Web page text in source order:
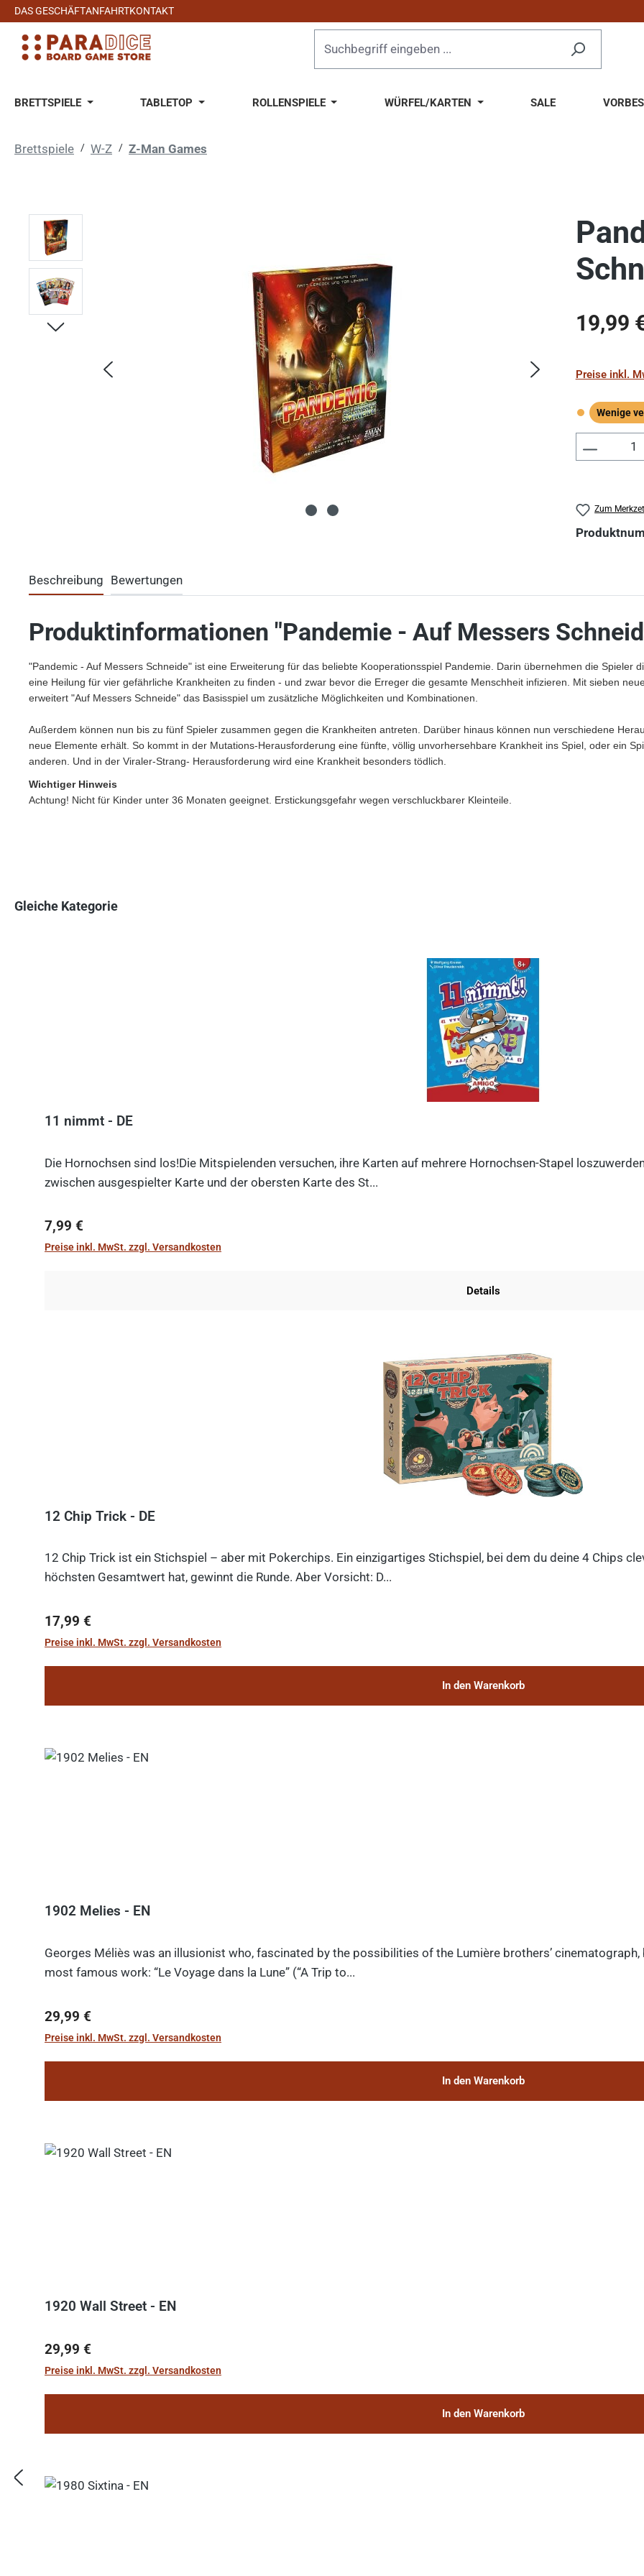
Hauptinhalt springen
Zur Suche springen
Zur Hauptnavigation springen
DAS GESCHÄFTANFAHRTKONTAKT
BRETTSPIELE TABLETOP ROLLENSPIELE WÜRFEL/KARTEN SALE
Brettspiele / W-Z / Z-Man Games
Bildergalerie überspringen
Regulärer
19,99
Preise inkl.
Wenige
Wenige
Zum
Beschreibung Bewertungen
Produktinformationen "Pandemie - Auf Messers
"Pandemic - Auf Messers Schneide" ist eine Erweiterung für das beliebte Kooperationsspiel Pandemie. Darin übernehmen die Spieler
eine Heilung für vier gefährliche Krankheiten zu finden - und zwar bevor die Erreger die gesamte Menschheit infizieren. Mit sieben
erweitert "Auf Messers Schneide" das Basisspiel um zusätzliche Möglichkeiten und Kombinationen.
Außerdem können nun bis zu fünf Spieler zusammen gegen die Krankheiten antreten. Darüber hinaus können nun verschiedene
neue Elemente erhält. So kommt in der Mutations-Herausforderung eine fünfte, völlig unvorhersehbare Krankheit ins Spiel, oder ein
anderen. Und in der Viraler-Strang- Herausforderung wird eine Krankheit besonders tödlich.
Wichtiger Hinweis
Achtung! Nicht für Kinder unter 36 Monaten geeignet. Erstickungsgefahr wegen verschluckbarer Kleinteile.
Gleiche Kategorie
11 nimmt - DE
Die Hornochsen sind los!Die Mitspielenden versuchen, ihre Karten auf mehrere Hornochsen-Stapel
zwischen ausgespielter Karte und der obersten Karte des St...
Regulärer Preis:
7,99 €
Preise inkl. MwSt. zzgl. Versandkosten
Details
12 Chip Trick - DE
12 Chip Trick ist ein Stichspiel – aber mit Pokerchips. Ein einzigartiges Stichspiel, bei dem du deine 4 Chips
höchsten Gesamtwert hat, gewinnt die Runde. Aber Vorsicht: D...
Regulärer Preis:
17,99 €
Preise inkl. MwSt. zzgl. Versandkosten
In den Warenkorb
1902 Melies - EN
Georges Méliès was an illusionist who, fascinated by the possibilities of the Lumière brothers’
most famous work: “Le Voyage dans la Lune” (“A Trip to...
Regulärer Preis:
29,99 €
Preise inkl. MwSt. zzgl. Versandkosten
In den Warenkorb
1920 Wall Street - EN
Regulärer Preis:
29,99 €
Preise inkl. MwSt. zzgl. Versandkosten
In den Warenkorb